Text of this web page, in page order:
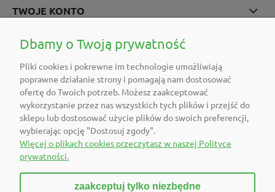
TWOJE KONTO
POMOC
O FIRMIE
POLECAMY
DOŁĄCZ DO NAS
Dbamy o Twoją prywatność
Pliki cookies i pokrewne im technologie umożliwiają
poprawne działanie strony i pomagają nam dostosować
ofertę do Twoich potrzeb. Możesz zaakceptować
wykorzystanie przez nas wszystkich tych plików i przejść do
sklepu lub dostosować użycie plików do swoich preferencji,
wybierając opcję "Dostosuj zgody".
Więcej o plikach cookies przeczytasz w naszej Polityce
prywatności.
zaakceptuj tylko niezbędne